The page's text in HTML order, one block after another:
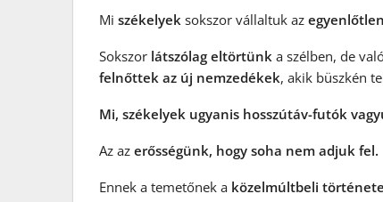
Mi székelyek sokszor vállaltuk az egyenlőtlen
Sokszor látszólag eltörtünk a szélben, de
felnőttek az új nemzedékek, akik büszkén
Mi, székelyek ugyanis hosszútáv-futók
Az az erősségünk, hogy soha nem adjuk fel.
Ennek a temetőnek a közelmúltbeli története